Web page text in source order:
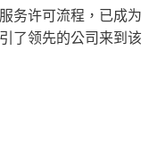
务许可流程，已成为
了领先的公司来到该